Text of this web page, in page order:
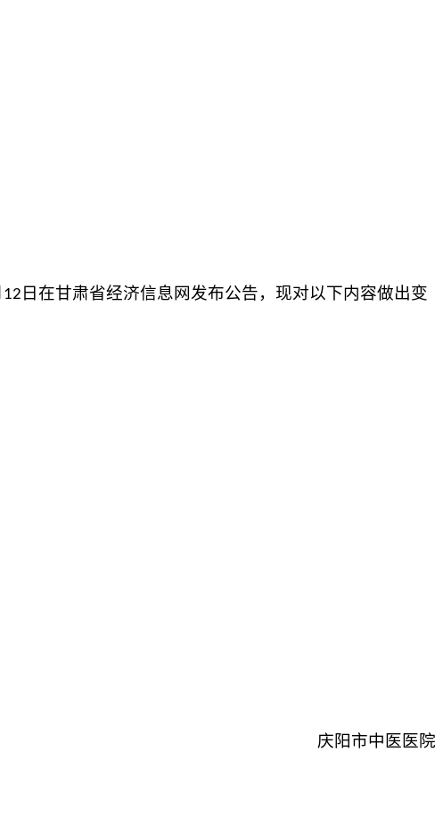
12 日在甘肃省经济信息网发布公告，现对以下内容做出变
庆阳市中医医院